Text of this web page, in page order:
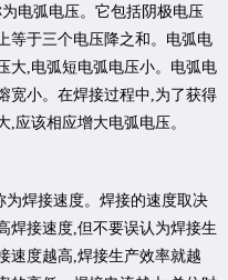
电弧电压。它包括阴极电压
等于三个电压降之和。电弧电
大,电弧短电弧电压小。电弧电
宽小。在焊接过程中,为了获得
应该相应增大电弧电压。
焊接速度。焊接的速度取决
焊接速度,但不要误认为焊接生
速度越高,焊接生产效率就越